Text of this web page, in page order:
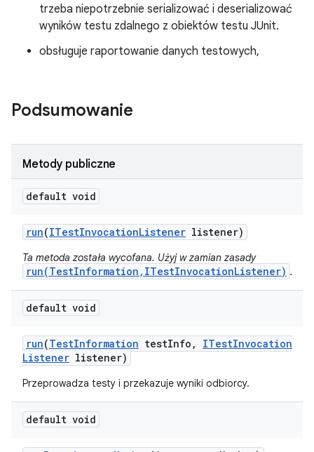
trzeba niepotrzebnie serializować i deserializować
wyników testu zdalnego z obiektów testu JUnit.
obsługuje raportowanie danych testowych,
Podsumowanie
Metody publiczne
default void
run(ITestInvocationListener listener)
Ta metoda została wycofana. Użyj w zamian zasady
run(TestInformation,ITestInvocationListener) .
default void
run(TestInformation testInfo , ITestInvocation
Listener listener)
Przeprowadza testy i przekazuje wyniki odbiorcy.
default void